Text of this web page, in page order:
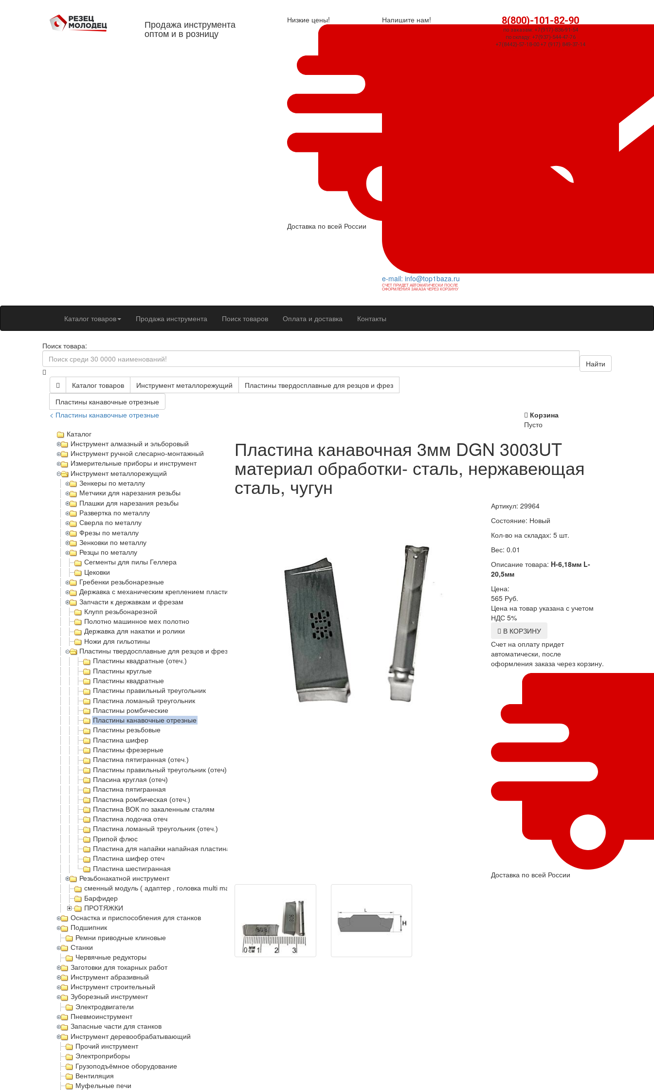
Продажа инструмента
оптом и в розницу
Низкие цены!
Доставка по всей России
Напишите нам!
e-mail: info@top1baza.ru
СЧЕТ ПРИДЕТ АВТОМАТИЧЕСКИ ПОСЛЕ
ОФОРМЛЕНИЯ ЗАКАЗА ЧЕРЕЗ КОРЗИНУ
8(800)-101-82-90
по заказам: +7(917)-836-91-54
по складу: +7(937)-544-47-76
+7(8442)-57-18-00 +7 (917) 849-37-14
Каталог товаров Продажа инструмента Поиск товаров Оплата и доставка Контакты
Поиск товара:
Найти
Каталог товаров Инструмент металлорежущий
Пластины твердосплавные для резцов и фрез
Пластины канавочные отрезные
< Пластины канавочные отрезные
Корзина
Пусто
Каталог
Инструмент алмазный и эльборовый
Инструмент ручной слесарно-монтажный
Измерительные приборы и инструмент
Инструмент металлорежущий
Зенкеры по металлу
Метчики для нарезания резьбы
Плашки для нарезания резьбы
Развертка по металлу
Сверла по металлу
Фрезы по металлу
Зенковки по металлу
Резцы по металлу
Сегменты для пилы Геллера
Цековки
Гребенки резьбонарезные
Державка с механическим креплением пластин
Запчасти к державкам и фрезам
Клупп резьбонарезной
Полотно машинное мех полотно
Державка для накатки и ролики
Ножи для гильотины
Пластины твердосплавные для резцов и фрез
Пластины квадратные (отеч.)
Пластины круглые
Пластины квадратные
Пластины правильный треугольник
Пластина ломаный треугольник
Пластины ромбические
Пластины канавочные отрезные
Пластины резьбовые
Пластина шифер
Пластины фрезерные
Пластина пятигранная (отеч.)
Пластины правильный треугольник (отеч)
Пласина круглая (отеч)
Пластина пятигранная
Пластина ромбическая (отеч.)
Пластина ВОК по закаленным сталям
Пластина лодочка отеч
Пластина ломаный треугольник (отеч.)
Припой флюс
Пластина для напайки напайная пластина
Пластина шифер отеч
Пластина шестигранная
Резьбонакатной инструмент
сменный модуль ( адаптер , головка multi master )
Барфидер
ПРОТЯЖКИ
Оснастка и приспособления для станков
Подшипник
Ремни приводные клиновые
Станки
Червячные редукторы
Заготовки для токарных работ
Инструмент абразивный
Инструмент строительный
Зуборезный инструмент
Электродвигатели
Пневмоинструмент
Запасные части для станков
Инструмент деревообрабатывающий
Прочий инструмент
Электроприборы
Грузоподъёмное оборудование
Вентиляция
Муфельные печи
Пластина канавочная 3мм DGN 3003UT
материал обработки- сталь, нержавеющая
сталь, чугун
Артикул: 29964
Состояние: Новый
Кол-во на складах: 5 шт.
Вес: 0.01
Описание товара: H-6,18мм L-
20,5мм
Цена:
565 Руб.
Цена на товар указана с учетом
НДС 5%
В КОРЗИНУ
Счет на оплату придет
автоматически, после
оформления заказа через корзину.
Доставка по всей России